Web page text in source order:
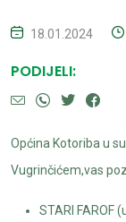
18.01.2024
PODIJELI:
Općina Kotoriba u
Vugrinčićem,vas
STARI FAROF